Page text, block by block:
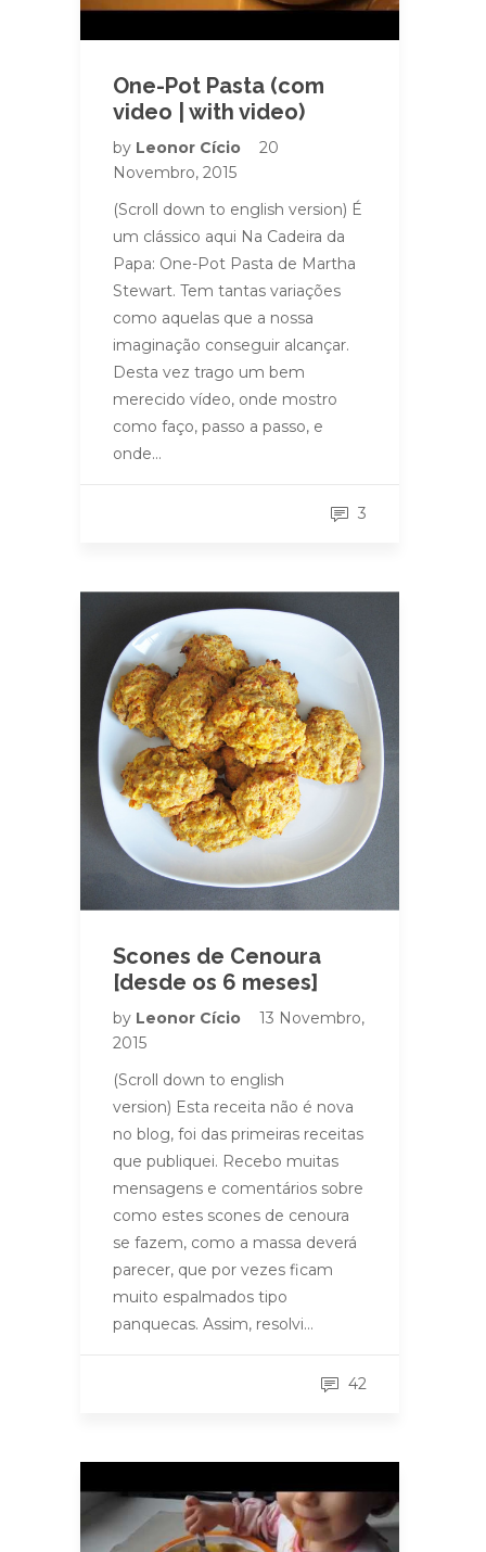
One-Pot Pasta (com
video | with video)
by Leonor Cício
20
Novembro, 2015
(Scroll down to english version) É
um clássico aqui Na Cadeira da
Papa: One-Pot Pasta de Martha
Stewart. Tem tantas variações
como aquelas que a nossa
imaginação conseguir alcançar.
Desta vez trago um bem
merecido vídeo, onde mostro
como faço, passo a passo, e
onde…
3
Scones de Cenoura
[desde os 6 meses]
by Leonor Cício
13 Novembro,
2015
(Scroll down to english
version) Esta receita não é nova
no blog, foi das primeiras receitas
que publiquei. Recebo muitas
mensagens e comentários sobre
como estes scones de cenoura
se fazem, como a massa deverá
parecer, que por vezes ficam
muito espalmados tipo
panquecas. Assim, resolvi…
42